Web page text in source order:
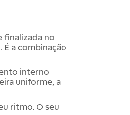
finalizada no
a combinação
interno
uniforme, a
ritmo. O seu